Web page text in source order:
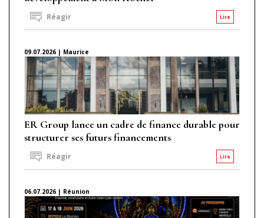
Lire
Réagir
09.07.2026 | Maurice
ER Group lance un cadre de finance durable pour
structurer ses futurs financements
Lire
Réagir
06.07.2026 | Réunion